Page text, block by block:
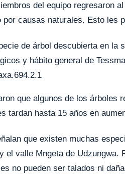
del equipo regresaron
causas naturales. Esto les
y hábito general de
que algunos de los árboles
tardan hasta 15 años en
que existen muchas
el valle Mngeta de
no pueden ser talados ni